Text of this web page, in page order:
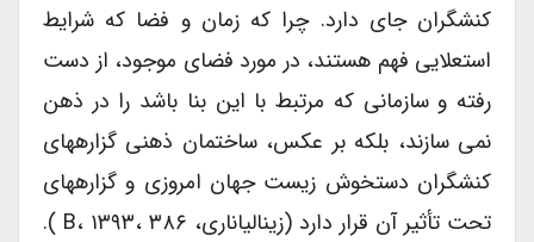
کنش­گران جای دارد. چرا که زمان و فضا که شرایط
استعلایی فهم هستند، در مورد فضای موجود، از دست
رفته و سازمانی که مرتبط با این بنا باشد را در ذهن
نمی سازند، بلکه بر عکس، ساختمان ذهنی گزاره­های
کنش­گران دست­خوش زیست جهان امروزی و گزاره­های
تحت تأثیر آن قرار دارد (زینالی­اناری، B، ۱۳۹۳، ۳۸۶ ).